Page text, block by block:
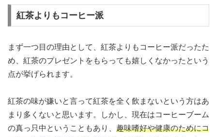
紅茶よりもコーヒー派
まず一つ目の理由として、紅茶よりもコーヒー派だったた
め、紅茶のプレゼントをもらっても嬉しくなかったという
点が挙げられます。
紅茶の味が嫌いと言って紅茶を全く飲まないという方はあ
まり多くないと思います。しかし、現在はコーヒーブーム
の真っ只中ということもあり、 趣味嗜好や健康のためにコ